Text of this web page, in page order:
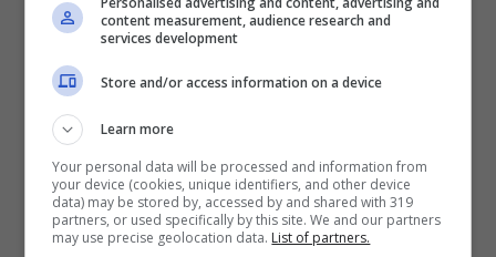
hanno colpito organi vitali,sarebbero di
secondo grado al volto e alle braccia, sul 10%
del corpo. A riportare le prime dichiarazioni
dei medici che lo hanno in cura ci ha pensato
il settimanale ‘Chi’:
content measurement, audience research and
services development
Store and/or access information on a device
Learn more
Your personal data will be processed and information from
your device (cookies, unique identifiers, and other device
data) may be stored by, accessed by and shared with 319
partners, or used specifically by this site. We and our partners
may use precise geolocation data. List of partners.